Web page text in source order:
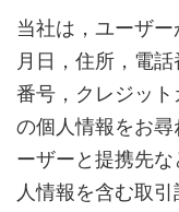
当社は，ユーザ
月日，住所，電
番号，クレジッ
の個人情報をお
ーザーと提携先
人情報を含む取